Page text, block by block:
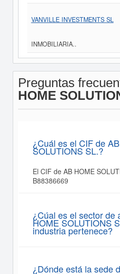
VANVILLE INVESTMENTS SL
INMOBILIARIA..
Preguntas
HOME
¿Cuál es el CIF de
SOLUTIONS SL.?
El CIF de AB HOME
B88386669
¿Cúal es el sector de
HOME SOLUTIONS
industria pertenece?
¿Dónde está la sede